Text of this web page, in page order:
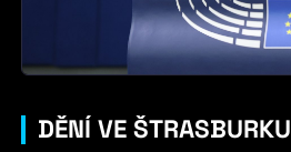
DĚNÍ VE ŠTRASBURKU